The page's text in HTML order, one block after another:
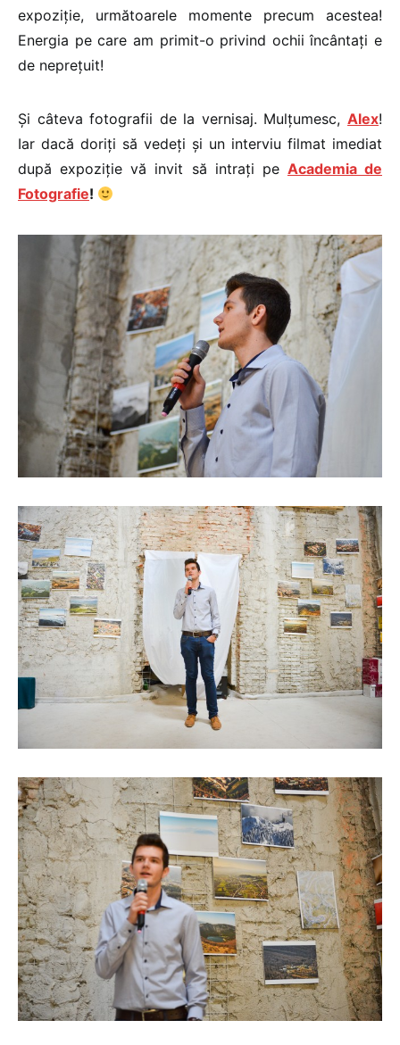
expoziție, următoarele momente precum acestea!
Energia pe care am primit-o privind ochii încântați e
de neprețuit!
Și câteva fotografii de la vernisaj. Mulțumesc, Alex!
Iar dacă doriți să vedeți și un interviu filmat imediat
după expoziție vă invit să intrați pe Academia de
Fotografie!